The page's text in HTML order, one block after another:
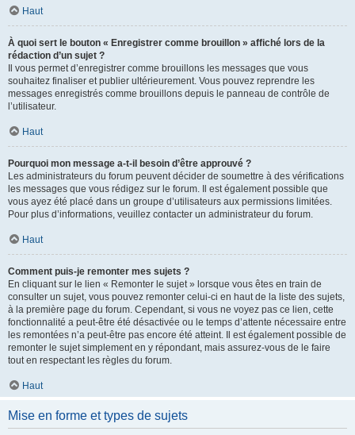
Haut
À quoi sert le bouton « Enregistrer comme brouillon » affiché lors de la
rédaction d’un sujet ?
Il vous permet d’enregistrer comme brouillons les messages que vous
souhaitez finaliser et publier ultérieurement. Vous pouvez reprendre les
messages enregistrés comme brouillons depuis le panneau de contrôle de
l’utilisateur.
Haut
Pourquoi mon message a-t-il besoin d’être approuvé ?
Les administrateurs du forum peuvent décider de soumettre à des vérifications
les messages que vous rédigez sur le forum. Il est également possible que
vous ayez été placé dans un groupe d’utilisateurs aux permissions limitées.
Pour plus d’informations, veuillez contacter un administrateur du forum.
Haut
Comment puis-je remonter mes sujets ?
En cliquant sur le lien « Remonter le sujet » lorsque vous êtes en train de
consulter un sujet, vous pouvez remonter celui-ci en haut de la liste des sujets,
à la première page du forum. Cependant, si vous ne voyez pas ce lien, cette
fonctionnalité a peut-être été désactivée ou le temps d’attente nécessaire entre
les remontées n’a peut-être pas encore été atteint. Il est également possible de
remonter le sujet simplement en y répondant, mais assurez-vous de le faire
tout en respectant les règles du forum.
Haut
Mise en forme et types de sujets